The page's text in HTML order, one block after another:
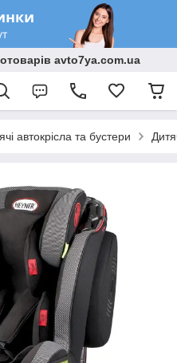
avto7ya.com.ua
автокрісла та бустери